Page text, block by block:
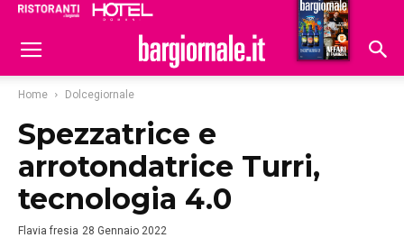
Hoteldomani
Home Dolcegiornale
Spezzatrice e
arrotondatrice Turri,
tecnologia 4.0
Flavia fresia 28 Gennaio 2022